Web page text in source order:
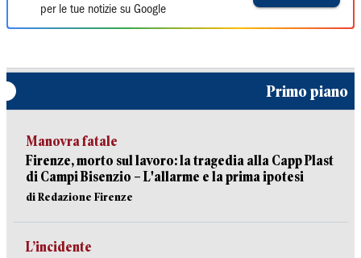
per le tue notizie su Google
Primo piano
Manovra fatale
Firenze, morto sul lavoro: la tragedia alla Capp Plast
di Campi Bisenzio – L'allarme e la prima ipotesi
di Redazione Firenze
L’incidente